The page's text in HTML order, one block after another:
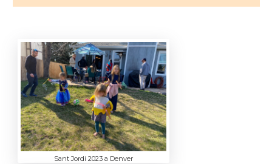
Sant Jordi 2023 a Denver